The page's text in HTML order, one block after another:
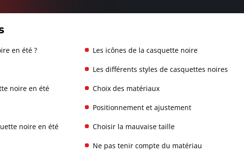
en été ? Les icônes de la casquette noire
Les différents styles de casquettes noires
noire en été Choix des matériaux
Positionnement et ajustement
noire en été Choisir la mauvaise taille
Ne pas tenir compte du matériau